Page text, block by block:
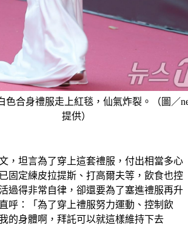
色合身禮服走上紅毯，仙氣炸裂。（圖／
提供）
，坦言為了穿上這套禮服，付出相當多心
固定練皮拉提斯、打高爾夫等，飲食也控
過得非常自律，卻還要為了塞進禮服再升
呼：「為了穿上禮服努力運動、控制飲
的身體啊，拜託可以就這樣維持下去